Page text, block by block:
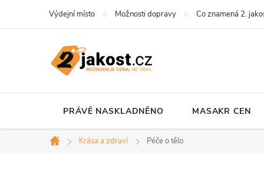
Výdejní místo Možnosti dopravy Co znamená 2.
PRÁVĚ NASKLADNĚNO MASAKR CEN
Domů
Krása a zdraví Péče o tělo